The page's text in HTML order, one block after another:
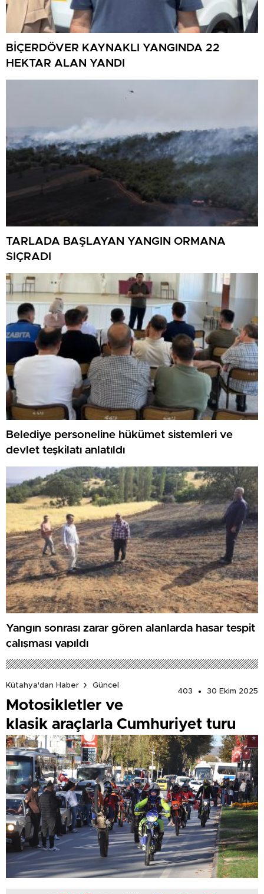
BİÇERDÖVER KAYNAKLI YANGINDA 22
HEKTAR ALAN YANDI
TARLADA BAŞLAYAN YANGIN ORMANA
SIÇRADI
Belediye personeline hükümet sistemleri ve
devlet teşkilatı anlatıldı
Yangın sonrası zarar gören alanlarda hasar tespit
çalışması yapıldı
Kütahya'dan Haber
Güncel
403
30 Ekim 2025
Motosikletler ve
klasik araçlarla Cumhuriyet turu